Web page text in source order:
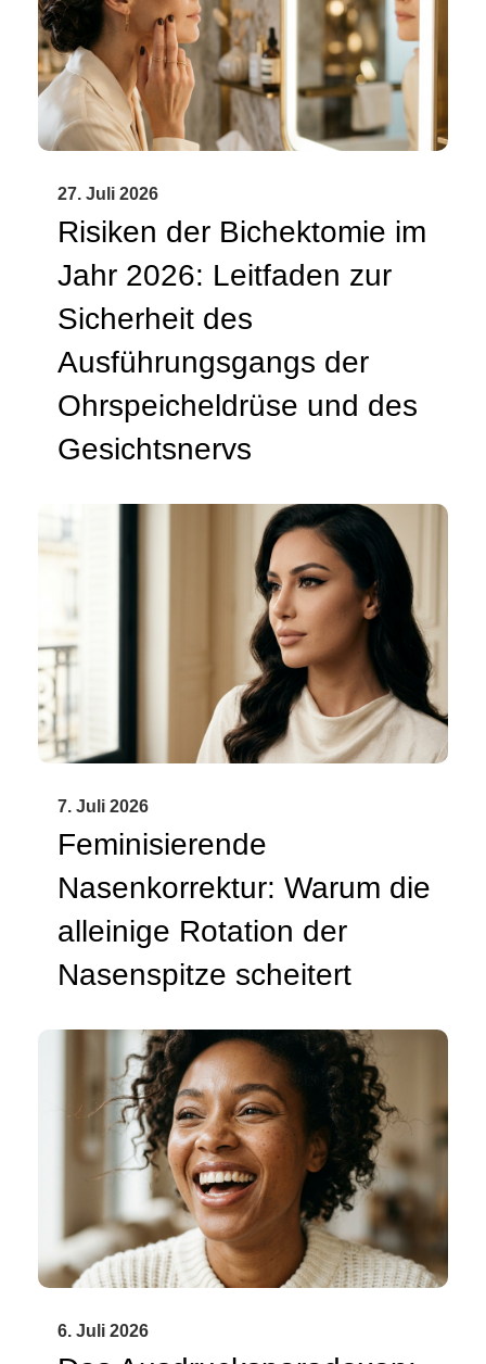
27. Juli 2026
Risiken der Bichektomie im
Jahr 2026: Leitfaden zur
Sicherheit des
Ausführungsgangs der
Ohrspeicheldrüse und des
Gesichtsnervs
7. Juli 2026
Feminisierende
Nasenkorrektur: Warum die
alleinige Rotation der
Nasenspitze scheitert
6. Juli 2026